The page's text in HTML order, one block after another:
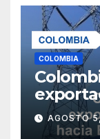
COLOMBIA
hacia
AGOSTO